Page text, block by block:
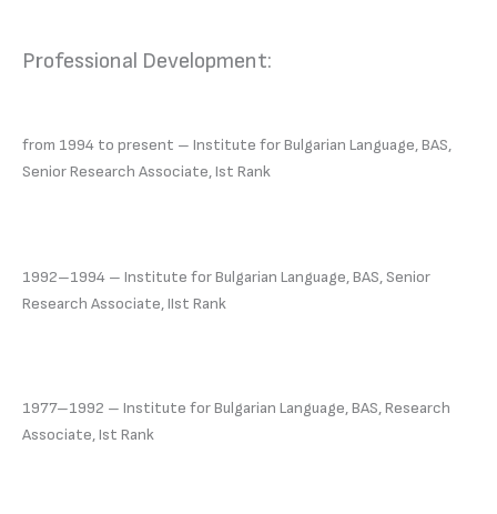
Professional Development:
from 1994 to present – Institute for Bulgarian Language, BAS,
Senior Research Associate, Ist Rank
1992–1994 – Institute for Bulgarian Language, BAS, Senior
Research Associate, IIst Rank
1977–1992 – Institute for Bulgarian Language, BAS, Research
Associate, Ist Rank